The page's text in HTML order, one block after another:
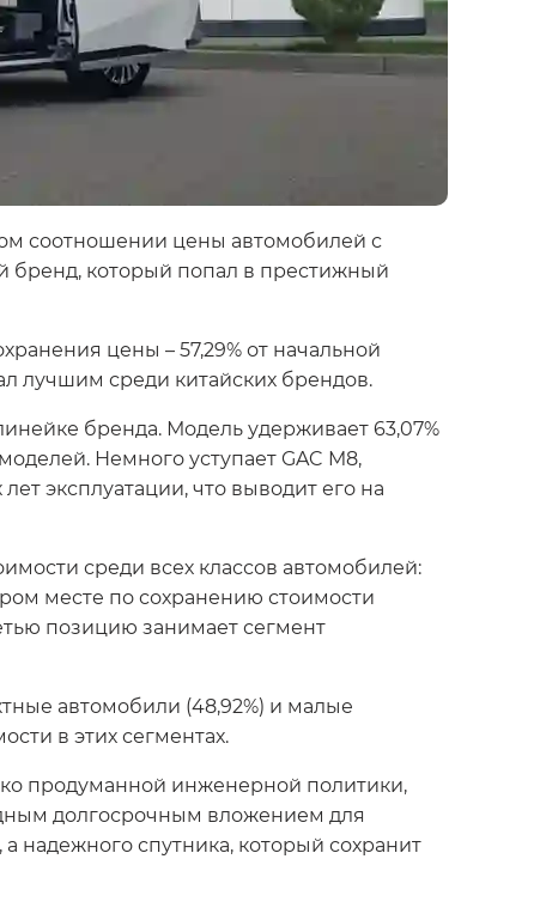
соотношении цены автомобилей с
бренд, который попал в престижный
цены – 57,29% от начальной
лучшим среди китайских брендов.
бренда. Модель удерживает 63,07%
Немного уступает GAC M8,
эксплуатации, что выводит его на
среди всех классов автомобилей:
месте по сохранению стоимости
позицию занимает сегмент
автомобили (48,92%) и малые
в этих сегментах.
продуманной инженерной политики,
долгосрочным вложением для
надежного спутника, который сохранит